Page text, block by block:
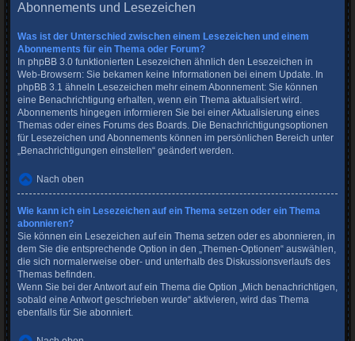
Abonnements und Lesezeichen
Was ist der Unterschied zwischen einem Lesezeichen und einem
Abonnements für ein Thema oder Forum?
In phpBB 3.0 funktionierten Lesezeichen ähnlich den Lesezeichen in
Web-Browsern: Sie bekamen keine Informationen bei einem Update. In
phpBB 3.1 ähneln Lesezeichen mehr einem Abonnement: Sie können
eine Benachrichtigung erhalten, wenn ein Thema aktualisiert wird.
Abonnements hingegen informieren Sie bei einer Aktualisierung eines
Themas oder eines Forums des Boards. Die Benachrichtigungsoptionen
für Lesezeichen und Abonnements können im persönlichen Bereich unter
„Benachrichtigungen einstellen“ geändert werden.
Nach oben
Wie kann ich ein Lesezeichen auf ein Thema setzen oder ein Thema
abonnieren?
Sie können ein Lesezeichen auf ein Thema setzen oder es abonnieren, in
dem Sie die entsprechende Option in den „Themen-Optionen“ auswählen,
die sich normalerweise ober- und unterhalb des Diskussionsverlaufs des
Themas befinden.
Wenn Sie bei der Antwort auf ein Thema die Option „Mich benachrichtigen,
sobald eine Antwort geschrieben wurde“ aktivieren, wird das Thema
ebenfalls für Sie abonniert.